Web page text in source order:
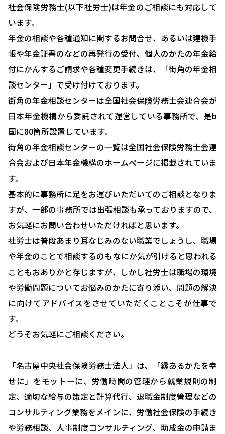
HOME
選ばれる理由
助成金について
就業規則について
採用コンサルティング
確定拠出型年金について
労務システム管理について
お客様の声
ブログ＆ニュース
社会保険労務士(以下社労士)は年金のご相談にも対応して
います。
年金の相談や各種通知に関するお問合せ、あるいは建機手
帳や年金証書のなどの再発行の受付、個人のかたの年金給
付にかんするご請求や各種変更手続きは、「街角の年金相
談センター」で受け付けております。
街角の年金相談センターは全国社会保険労務士会連合会が
日本年金機構から委託されて運営している事務所で、是b
国に80箇所設置しています。
街角の年金相談センターの一覧は全国社会保険労務士会連
合会および日本年金機構のホームページに掲載されていま
す。
基本的に事務所に足をお運びいただいてのご相談となりま
すが、一部の事務所では出張相談も承っておりますので、
お気軽にお問い合わせいただければと思います。
社労士は普段あまり耳なじみのない職業でしょうし、職場
や年金のことで相談するのもなにか気が引けると思われる
こともおありかと存じますが、しかし社労士は職場の環境
や労働問題についてお悩みのかたに寄り添い、問題の解決
に向けてアドバイスをさせていただくことこそが仕事で
す。
どうぞお気軽にご相談ください。
「名古屋中央社会保険労務士法人」は、「縁あるかたを幸
せに」をモットーに、労働時間の管理から就業規則の制
定、適切な給与の策定と計算代行、退職金制度管理などの
コンサルティング業務をメインに、労働社会保険の手続き
や労務相談、人事制度コンサルティング、助成金の申請ま